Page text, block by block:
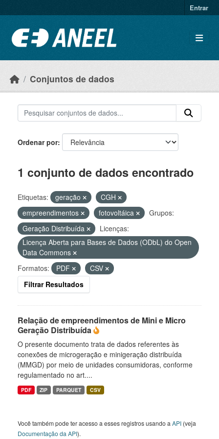
Entrar
Conjuntos de dados
Ordenar por
1 conjunto de dados encontrado
Etiquetas: geração
CGH
empreendimentos
fotovoltáica
Grupos:
Geração Distribuída
Licenças:
Licença Aberta para Bases de Dados (ODbL) do Open
Data Commons
Formatos:
PDF
CSV
Filtrar Resultados
Relação de empreendimentos de Mini e Micro
Geração Distribuída
O presente documento trata de dados referentes às
conexões de microgeração e minigeração distribuída
(MMGD) por meio de unidades consumidoras, conforme
regulamentado no art....
PDF ZIP PARQUET CSV
Você também pode ter acesso a esses registros usando a API (veja
Documentação da API).